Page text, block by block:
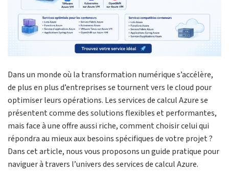
Dans un monde où la transformation numérique s’accélère,
de plus en plus d’entreprises se tournent vers le cloud pour
optimiser leurs opérations. Les services de calcul Azure se
présentent comme des solutions flexibles et performantes,
mais face à une offre aussi riche, comment choisir celui qui
répondra au mieux aux besoins spécifiques de votre projet ?
Dans cet article, nous vous proposons un guide pratique pour
naviguer à travers l’univers des services de calcul Azure.